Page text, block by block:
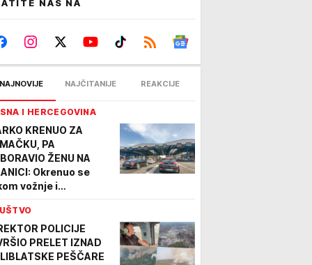
NAS NA
NAJNOVIJE NAJČITANIJE REAKCIJE
I HERCEGOVINA
KRENUO ZA
PA
ŽENU NA
Okrenuo se
vožnje i
šok života, evo
MU JE REKLA kad ga
POLICIJE
PRELET IZNAD
PEŠČARE